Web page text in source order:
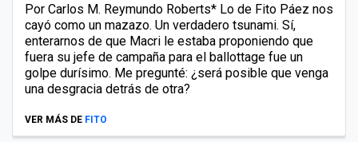
Por Carlos M. Reymundo Roberts* Lo de Fito Páez nos
cayó como un mazazo. Un verdadero tsunami. Sí,
enterarnos de que Macri le estaba proponiendo que
fuera su jefe de campaña para el ballottage fue un
golpe durísimo. Me pregunté: ¿será posible que venga
una desgracia detrás de otra?
VER MÁS DE FITO